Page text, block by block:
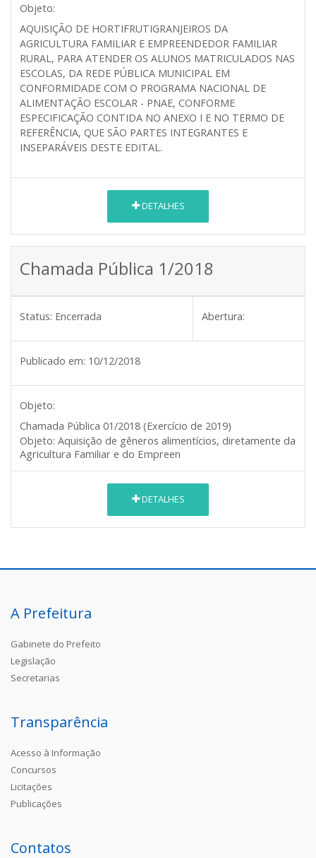
Objeto:
AQUISIÇÃO DE HORTIFRUTIGRANJEIROS DA
AGRICULTURA FAMILIAR E EMPREENDEDOR FAMILIAR
RURAL, PARA ATENDER OS ALUNOS MATRICULADOS NAS
ESCOLAS, DA REDE PÚBLICA MUNICIPAL EM
CONFORMIDADE COM O PROGRAMA NACIONAL DE
ALIMENTAÇÃO ESCOLAR - PNAE, CONFORME
ESPECIFICAÇÃO CONTIDA NO ANEXO I E NO TERMO DE
REFERÊNCIA, QUE SÃO PARTES INTEGRANTES E
INSEPARÁVEIS DESTE EDITAL.
DETALHES
Chamada Pública 1/2018
Status: Encerrada Abertura:
Publicado em: 10/12/2018
Objeto:
Chamada Pública 01/2018 (Exercício de 2019)
Objeto: Aquisição de gêneros alimentícios, diretamente da
Agricultura Familiar e do Empreen
DETALHES
A Prefeitura
Gabinete do Prefeito
Legislação
Secretarias
Transparência
Acesso à Informação
Concursos
Licitações
Publicações
Contatos